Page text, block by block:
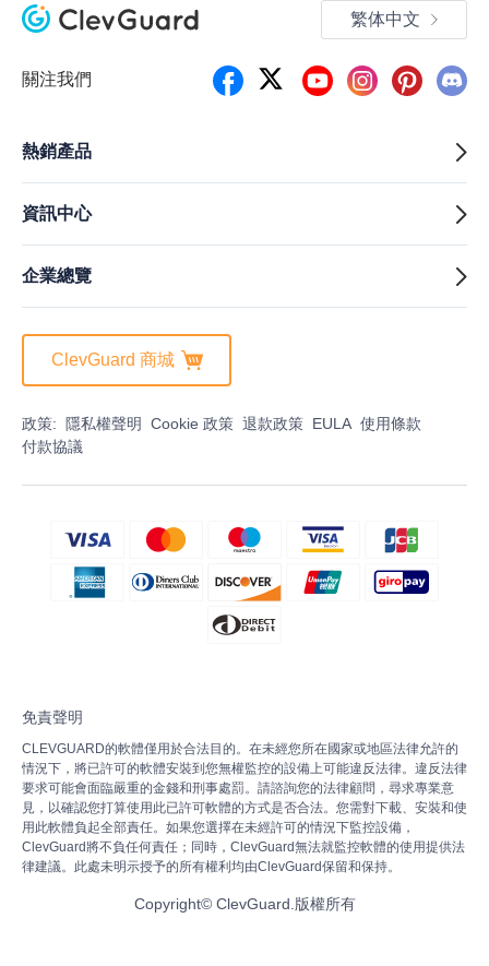
關注我們
繁体中文
熱銷產品
資訊中心
企業總覽
ClevGuard 商城
政策: 隱私權聲明 Cookie 政策 退款政策 EULA 使用條款
付款協議
免責聲明
CLEVGUARD的軟體僅用於合法目的。在未經您所在國家或地區法律允許的
情況下，將已許可的軟體安裝到您無權監控的設備上可能違反法律。違反法律
要求可能會面臨嚴重的金錢和刑事處罰。請諮詢您的法律顧問，尋求專業意
見，以確認您打算使用此已許可軟體的方式是否合法。您需對下載、安裝和使
用此軟體負起全部責任。如果您選擇在未經許可的情況下監控設備，
ClevGuard將不負任何責任；同時，ClevGuard無法就監控軟體的使用提供法
律建議。此處未明示授予的所有權利均由ClevGuard保留和保持。
Copyright© ClevGuard.版權所有